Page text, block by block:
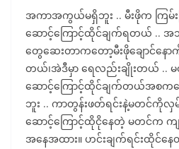
အကာအကွယ်မရှိဘူး .. မီးဖိုက ကြမ်းပ
ဆောင့်ကြောင့်ထိုင်ချက်ရတယ် .. အ
တွေဆေးတာကတော့မီးဖိုချောင်နေ
တယ်၊အဲဒီမှာ ရေလည်းချိုးတယ် ..
ဆောင့်ကြောင့်ထိုင်ချက်တယ်အစကတ
ဘူး .. ကာတွန်းဖတ်ရင်းနဲ့မတင်ကို
ဆောင့်ကြောင့်ထိုငိုနေတဲ့ မတင်က ကျန
အနေအထား။ ဟင်းချက်ရင်းထိုင်